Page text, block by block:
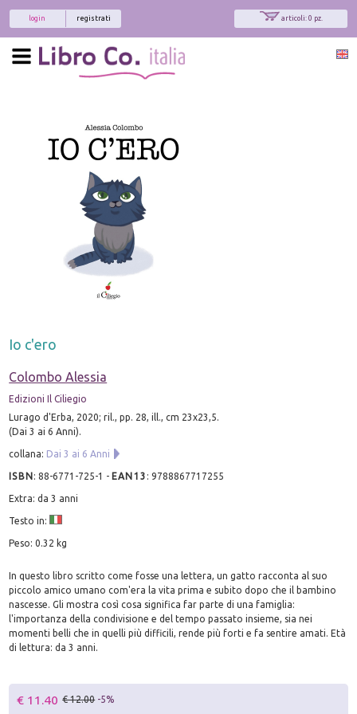
articoli: 0 pz.
registrati
login
Io c'ero
Colombo Alessia
Edizioni Il Ciliegio
Lurago d'Erba, 2020; ril., pp. 28, ill., cm 23x23,5.
(Dai 3 ai 6 Anni).
collana: Dai 3 ai 6 Anni
ISBN:88-6771-725-1 - EAN13 :9788867717255
Extra: da 3 anni
Testo in:
Peso: 0.32 kg
In questo libro scritto come fosse una lettera, un gatto racconta al suo
piccolo amico umano com'era la vita prima e subito dopo che il bambino
nascesse. Gli mostra così cosa significa far parte di una famiglia:
l'importanza della condivisione e del tempo passato insieme, sia nei
momenti belli che in quelli più difficili, rende più forti e fa sentire amati. Età
di lettura: da 3 anni.
€ 11.40 € 12.00 -5%